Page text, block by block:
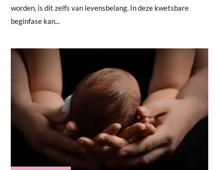
worden, is dit zelfs van levensbelang. In deze kwetsbare
beginfase kan...